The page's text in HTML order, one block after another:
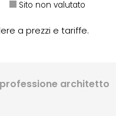
Sito non valutato
a prezzi e tariffe.
architetto